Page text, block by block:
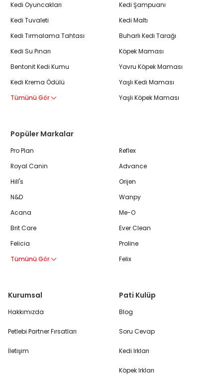
Kedi Oyuncakları
Kedi Tuvaleti
Kedi Tırmalama Tahtası
Kedi Su Pınarı
Bentonit Kedi Kumu
Kedi Krema Ödülü
Tümünü Gör
Kedi Şampuanı
Kedi Maltı
Buharlı Kedi Tarağı
Köpek Maması
Yavru Köpek Maması
Yaşlı Kedi Maması
Yaşlı Köpek Maması
Popüler Markalar
Pro Plan
Royal Canin
Hill's
N&D
Acana
Brit Care
Felicia
Tümünü Gör
Reflex
Advance
Orijen
Wanpy
Me-O
Ever Clean
Proline
Felix
Kurumsal
Hakkımızda
Petlebi Partner Fırsatları
İletişim
Pati Kulüp
Blog
Soru Cevap
Kedi Irkları
Köpek Irkları